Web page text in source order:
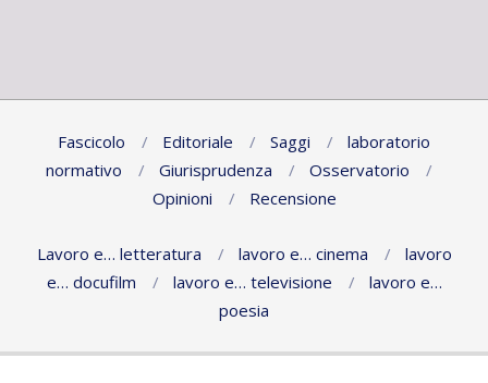
Fascicolo Editoriale Saggi
laboratorio
normativo
Giurisprudenza
Osservatorio
Opinioni
Recensione
Lavoro e… letteratura lavoro e… cinema
lavoro
e… docufilm
lavoro e… televisione
lavoro e…
poesia